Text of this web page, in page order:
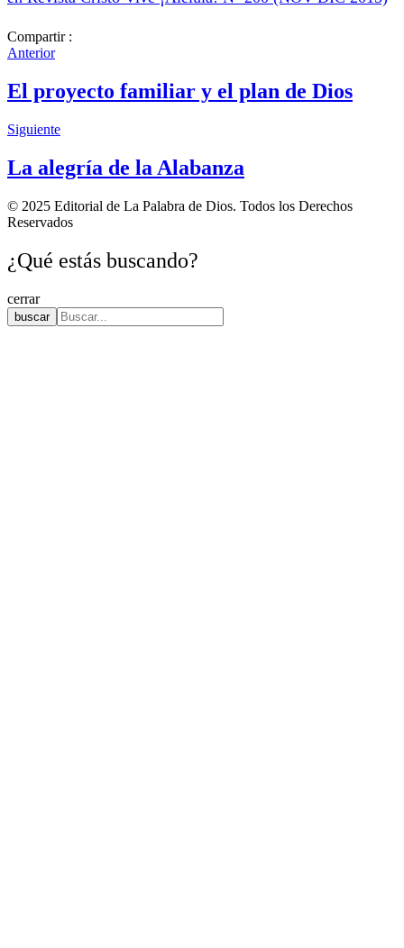
Compartir :
Anterior
El proyecto familiar y el plan de Dios
Siguiente
La alegría de la Alabanza
© 2025 Editorial de La Palabra de Dios. Todos los Derechos
Reservados
¿Qué estás buscando?
cerrar
buscar